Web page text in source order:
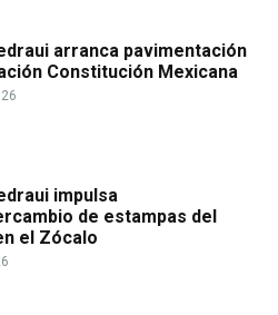
arranca pavimentación
Constitución Mexicana
impulsa
de estampas del
el Zócalo